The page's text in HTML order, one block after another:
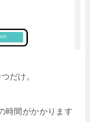
だけ。
時間がかかります